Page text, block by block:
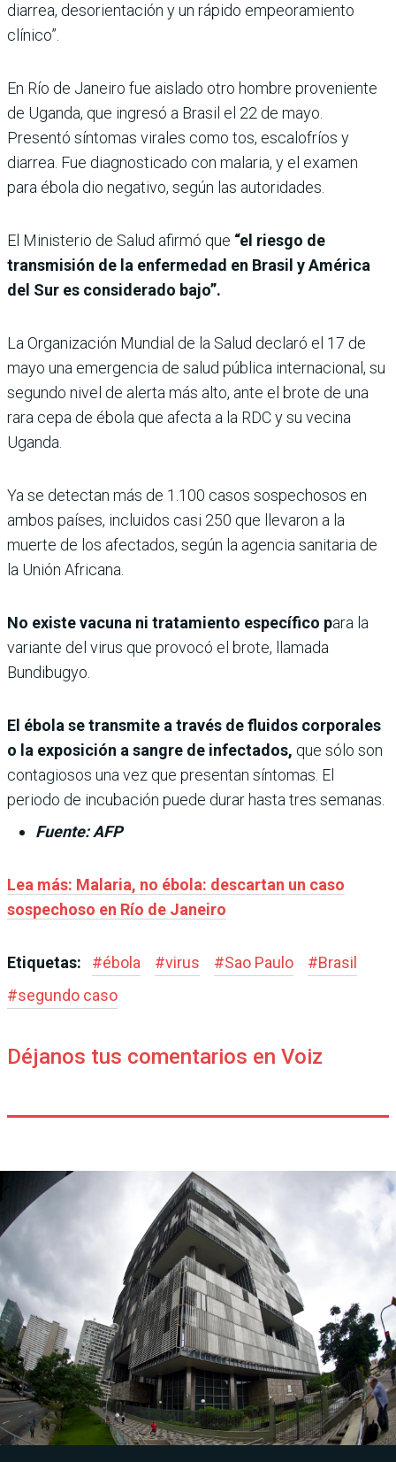
diarrea, desorientación y un rápido empeoramiento
clínico”.
En Río de Janeiro fue aislado otro hombre proveniente
de Uganda, que ingresó a Brasil el 22 de mayo.
Presentó síntomas virales como tos, escalofríos y
diarrea. Fue diagnosticado con malaria, y el examen
para ébola dio negativo, según las autoridades.
El Ministerio de Salud afirmó que “el riesgo de
transmisión de la enfermedad en Brasil y América
del Sur es considerado bajo”.
La Organización Mundial de la Salud declaró el 17 de
mayo una emergencia de salud pública internacional, su
segundo nivel de alerta más alto, ante el brote de una
rara cepa de ébola que afecta a la RDC y su vecina
Uganda.
Ya se detectan más de 1.100 casos sospechosos en
ambos países, incluidos casi 250 que llevaron a la
muerte de los afectados, según la agencia sanitaria de
la Unión Africana.
No existe vacuna ni tratamiento específico para la
variante del virus que provocó el brote, llamada
Bundibugyo.
El ébola se transmite a través de fluidos corporales
o la exposición a sangre de infectados, que sólo son
contagiosos una vez que presentan síntomas. El
periodo de incubación puede durar hasta tres semanas.
Fuente: AFP
Lea más: Malaria, no ébola: descartan un caso
sospechoso en Río de Janeiro
Etiquetas: #ébola #virus #Sao Paulo #Brasil
#segundo caso
Déjanos tus comentarios en Voiz